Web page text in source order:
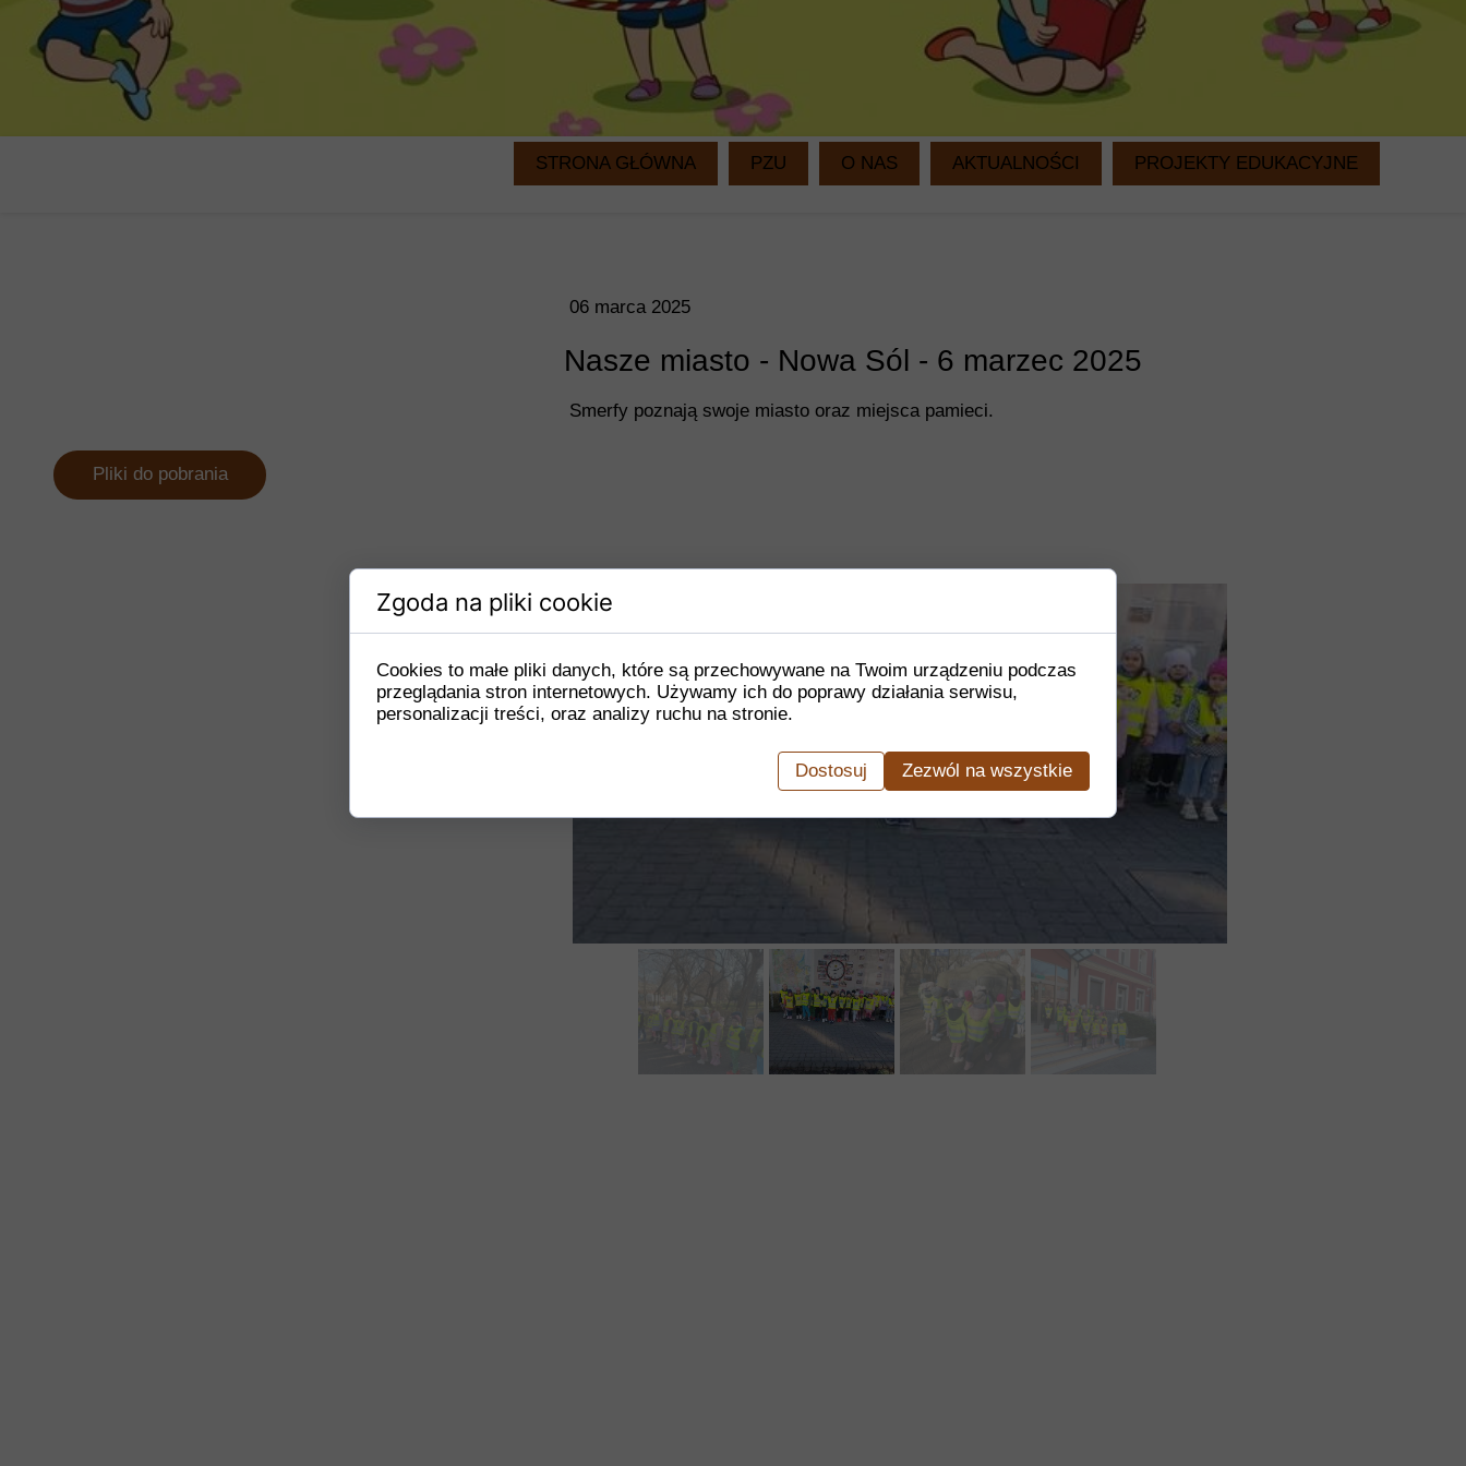
06 marca 2025
Nasze miasto - Nowa Sól - 6 marzec 2025
Smerfy poznają swoje miasto oraz miejsca pamieci.
Pliki do pobrania
STRONA GŁÓWNA PZU O NAS AKTUALNOŚCI PROJEKTY EDUKACYJNE
Zgoda na pliki cookie
Cookies to małe pliki danych, które są przechowywane na Twoim urządzeniu podczas
przeglądania stron internetowych. Używamy ich do poprawy działania serwisu,
personalizacji treści, oraz analizy ruchu na stronie.
Dostosuj Zezwól na wszystkie